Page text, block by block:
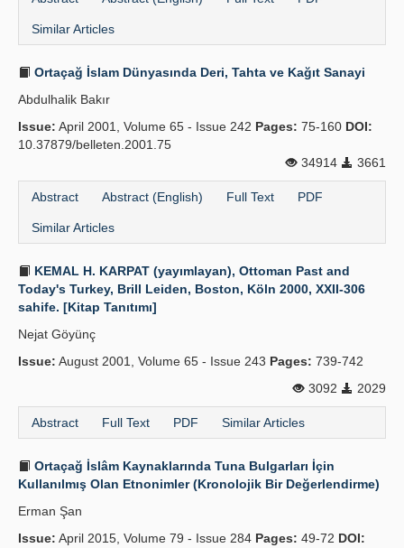
Similar Articles
Ortaçağ İslam Dünyasında Deri, Tahta ve Kağıt Sanayi
Abdulhalik Bakır
Issue: April 2001, Volume 65 - Issue 242 Pages: 75-160 DOI:
10.37879/belleten.2001.75
34914
3661
Abstract Abstract (English) Full Text PDF
Similar Articles
KEMAL H. KARPAT (yayımlayan), Ottoman Past and
Today's Turkey, Brill Leiden, Boston, Köln 2000, XXII-306
sahife. [Kitap Tanıtımı]
Nejat Göyünç
Issue: August 2001, Volume 65 - Issue 243 Pages: 739-742
3092
2029
Abstract Full Text PDF Similar Articles
Ortaçağ İslâm Kaynaklarında Tuna Bulgarları İçin
Kullanılmış Olan Etnonimler (Kronolojik Bir Değerlendirme)
Erman Şan
Issue: April 2015, Volume 79 - Issue 284 Pages: 49-72 DOI: